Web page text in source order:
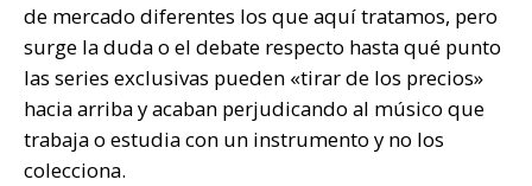
de mercado diferentes los que aquí tratamos, pero
surge la duda o el debate respecto hasta qué punto
las series exclusivas pueden «tirar de los precios»
hacia arriba y acaban perjudicando al músico que
trabaja o estudia con un instrumento y no los
colecciona.